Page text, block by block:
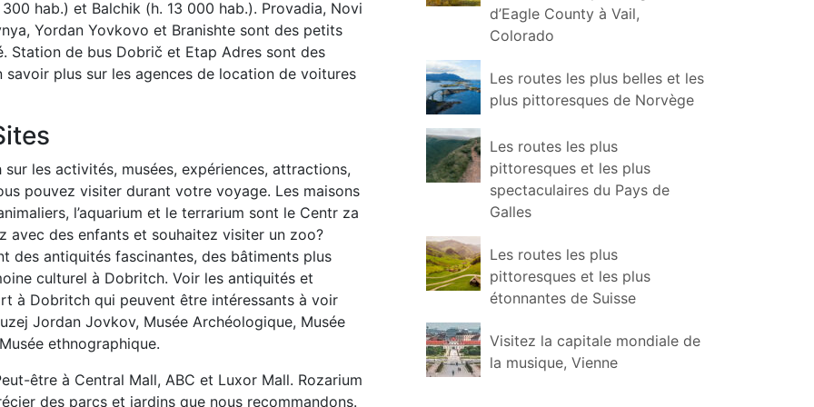
hab.) et Balchik (h. 13 000 hab.). Provadia, Novi
Yordan Yovkovo et Branishte sont des petits
Station de bus Dobrič et Etap Adres sont des
plus sur les agences de location de voitures
les activités, musées, expériences, attractions,
pouvez visiter durant votre voyage. Les maisons
l’aquarium et le terrarium sont le Centr za
des enfants et souhaitez visiter un zoo?
des antiquités fascinantes, des bâtiments plus
culturel à Dobritch. Voir les antiquités et
à Dobritch qui peuvent être intéressants à voir
Jordan Jovkov, Musée Archéologique, Musée
ethnographique.
être à Central Mall, ABC et Luxor Mall. Rozarium
des parcs et jardins que nous recommandons.
d’Eagle County à Vail,
Colorado
Les routes les plus belles et les
plus pittoresques de Norvège
Les routes les plus
pittoresques et les plus
spectaculaires du Pays de
Galles
Les routes les plus
pittoresques et les plus
étonnantes de Suisse
Visitez la capitale mondiale de
la musique, Vienne